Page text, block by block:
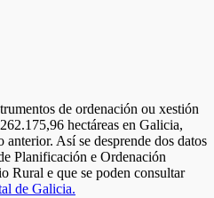
de ordenación ou xestión
hectáreas en Galicia,
Así se desprende dos datos
Planificación e Ordenación
Rural e que se poden consultar
de Galicia.